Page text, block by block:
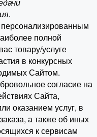
персонализированным
полной
товару/услуге
в конкурсных
Сайтом.
согласие на
Сайта,
оказанием услуг, в
а также об иных
к сервисам